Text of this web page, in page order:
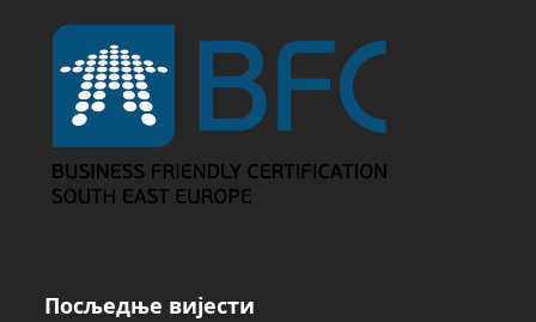
Посљедње вијести